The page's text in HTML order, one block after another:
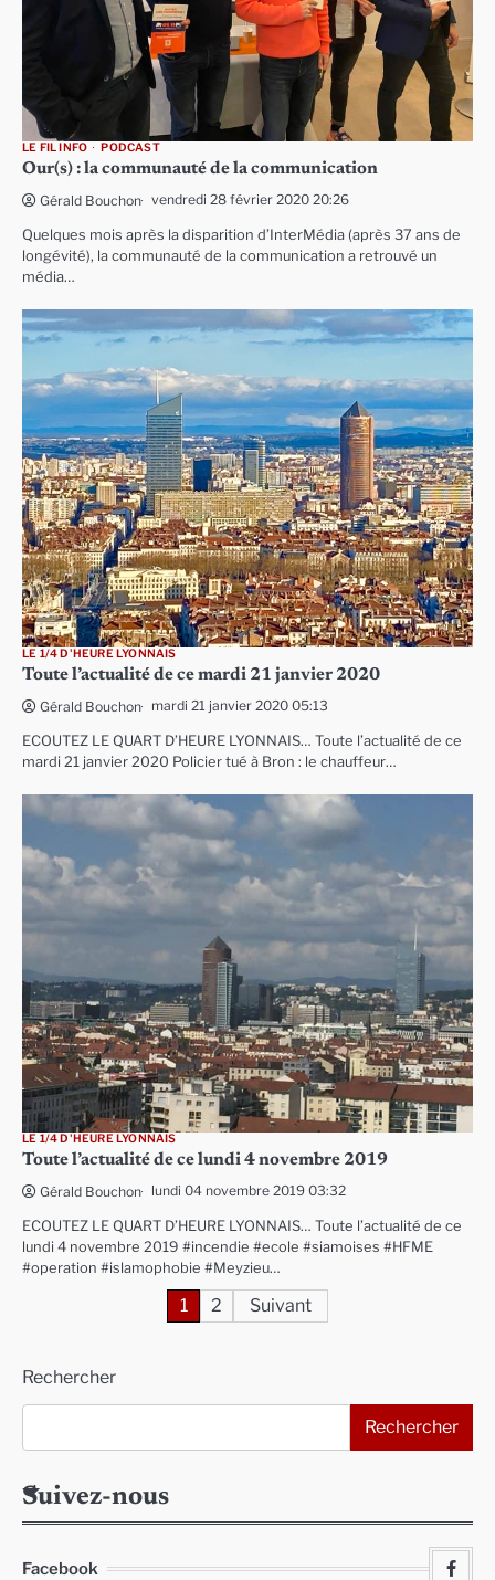
LE FIL INFO PODCAST
Our(s) : la communauté de la communication
Gérald Bouchon vendredi 28 février 2020 20:26
Quelques mois après la disparition d’InterMédia (après 37 ans de
longévité), la communauté de la communication a retrouvé un
média…
LE 1/4 D'HEURE LYONNAIS
Toute l’actualité de ce mardi 21 janvier 2020
Gérald Bouchon mardi 21 janvier 2020 05:13
ECOUTEZ LE QUART D’HEURE LYONNAIS… Toute l’actualité de ce
mardi 21 janvier 2020 Policier tué à Bron : le chauffeur…
LE 1/4 D'HEURE LYONNAIS
Toute l’actualité de ce lundi 4 novembre 2019
Gérald Bouchon lundi 04 novembre 2019 03:32
ECOUTEZ LE QUART D’HEURE LYONNAIS… Toute l’actualité de ce
lundi 4 novembre 2019 #incendie #ecole #siamoises #HFME
#operation #islamophobie #Meyzieu…
publications
1 2 Suivant
Rechercher
Rechercher
Suivez-nous
Facebook